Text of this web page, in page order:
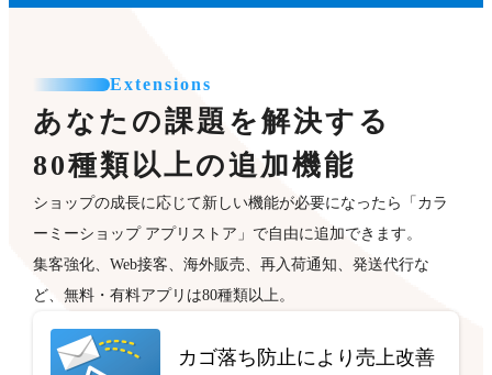
Extensions
あなたの課題を解決する
80種類以上の追加機能
ショップの成長に応じて新しい機能が必要になったら「カラ
ーミーショップ アプリストア」で自由に追加できます。
集客強化、Web接客、海外販売、再入荷通知、発送代行な
ど、無料・有料アプリは80種類以上。
カゴ落ち防止により売上改善